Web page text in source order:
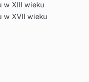
w XIII wieku
w XVII wieku